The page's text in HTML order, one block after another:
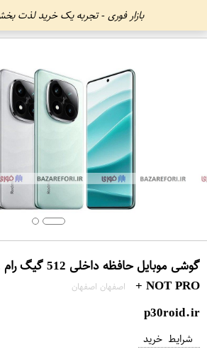
بازار فوری - تجربه یک خرید لذت
NOT PRO +
اصفهان اصفهان
p30roid.ir
شرایط خرید